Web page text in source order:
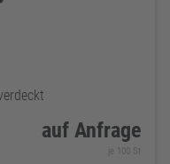
auf Anfrage
je 100 St